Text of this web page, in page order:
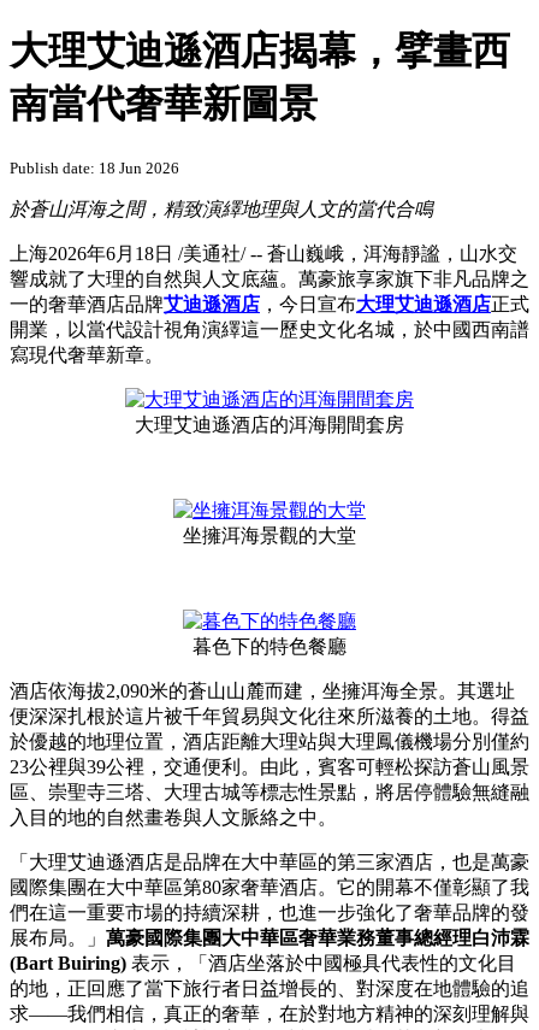
大理艾迪遜酒店揭幕，擘畫西
南當代奢華新圖景
Publish date: 18 Jun 2026
於蒼山洱海之間，精致演繹地理與人文的當代合鳴
上海2026年6月18日 /美通社/ -- 蒼山巍峨，洱海靜謐，山水交
響成就了大理的自然與人文底蘊。萬豪旅享家旗下非凡品牌之
一的奢華酒店品牌艾迪遜酒店 ，今日宣布大理艾迪遜酒店正式
開業，以當代設計視角演繹這一歷史文化名城，於中國西南譜
寫現代奢華新章。
大理艾迪遜酒店的洱海開間套房
坐擁洱海景觀的大堂
暮色下的特色餐廳
酒店依海拔2,090米的蒼山山麓而建，坐擁洱海全景。其選址
便深深扎根於這片被千年貿易與文化往來所滋養的土地。得益
於優越的地理位置，酒店距離大理站與大理鳳儀機場分別僅約
23公裡與39公裡，交通便利。由此，賓客可輕松探訪蒼山風景
區、崇聖寺三塔、大理古城等標志性景點，將居停體驗無縫融
入目的地的自然畫卷與人文脈絡之中。
「大理艾迪遜酒店是品牌在大中華區的第三家酒店，也是萬豪
國際集團在大中華區第80家奢華酒店。它的開幕不僅彰顯了我
們在這一重要市場的持續深耕，也進一步強化了奢華品牌的發
展布局。」 萬豪國際集團大中華區奢華業務董事總經理白沛霖
(Bart Buiring) 表示，「酒店坐落於中國極具代表性的文化目
的地，正回應了當下旅行者日益增長的、對深度在地體驗的追
求——我們相信，真正的奢華，在於對地方精神的深刻理解與